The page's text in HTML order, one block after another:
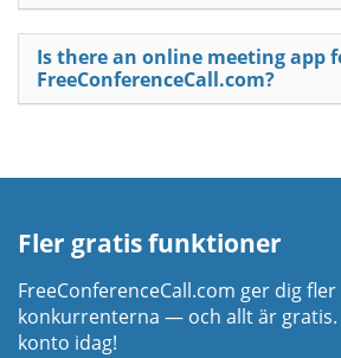
Is there an online meeting app
FreeConferenceCall.com?
Fler gratis funktioner
FreeConferenceCall.com ger dig
konkurrenterna — och allt är
konto idag!